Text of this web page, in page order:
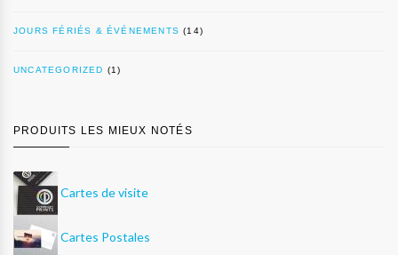
JOURS FÉRIÉS & ÉVÉNEMENTS (14)
UNCATEGORIZED (1)
PRODUITS LES MIEUX NOTÉS
Cartes de visite
Cartes Postales